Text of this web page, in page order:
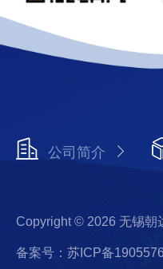
公司简介
Copyright © 2026 无锡朝
备案号：苏ICP备